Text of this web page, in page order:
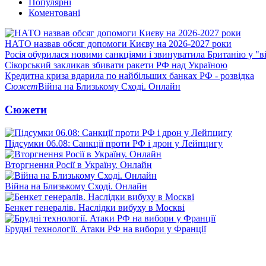
Популярні
Коментовані
НАТО назвав обсяг допомоги Києву на 2026-2027 роки
Росія обурилася новими санкціями і звинуватила Британію у
Сікорський закликав збивати ракети РФ над Україною
Кредитна криза вдарила по найбільших банках РФ - розвідка
СюжетВійна на Близькому Сході. Онлайн
Сюжети
Підсумки 06.08: Санкції проти РФ і дрон у Лейпцигу
Вторгнення Росії в Україну. Онлайн
Війна на Близькому Сході. Онлайн
Бенкет генералів. Наслідки вибуху в Москві
Брудні технології. Атаки РФ на вибори у Франції